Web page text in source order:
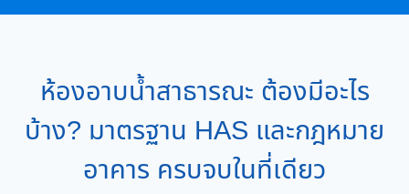
ห้องอาบน้ำสาธารณะ ต้องมีอะไร
บ้าง? มาตรฐาน HAS และกฎหมาย
อาคาร ครบจบในที่เดียว